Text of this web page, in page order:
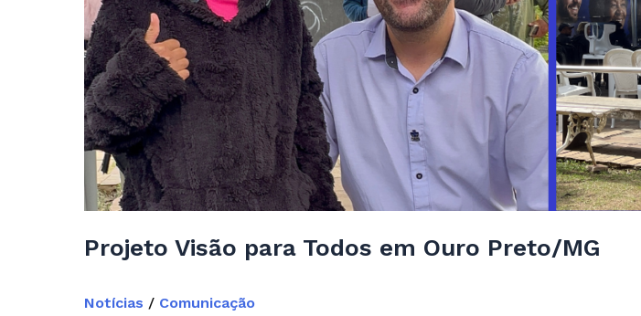
Projeto Visão para Todos em Ouro Preto/MG
Notícias / Comunicação